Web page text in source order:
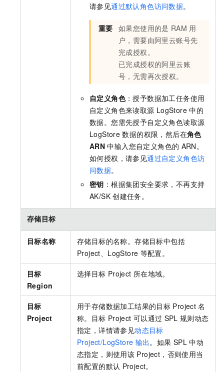
请参见通过默认角色访问数据。
重要 如果您使用的是 RAM 用
户，需要由阿里云账号先
完成授权。
已完成授权的阿里云账
号，无需再次授权。
自定义角色：授予数据加工任务使用
自定义角色来读取源 LogStore 中的
数据。您需先授予自定义角色读取源
LogStore 数据的权限，然后在角色
ARN 中输入您自定义角色的 ARN。
如何授权，请参见通过自定义角色访
问数据。
密钥 ：根据集团安全要求，不再支持
AK/SK 创建任务。
存储目标
目标名称
存储目标的名称。存储目标中包括
Project、LogStore 等配置。
目标
Region
选择目标 Project 所在地域。
目标
Project
用于存储数据加工结果的目标 Project 名
称。目标 Project 可以通过 SPL 规则动态
指定，详情请参见动态目标
Project/LogStore 输出。如果 SPL 中动
态指定，则使用该 Project，否则使用当
前配置的默认 Project。